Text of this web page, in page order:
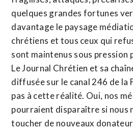
quelques grandes fortunes
davantage le paysage
chrétiens et tous ceux qui
sont maintenus sous pression
Le Journal Chrétien et sa
diffusée sur le canal 246 de la
pas à cette réalité. Oui, nos
pourraient disparaître si nous
toucher de nouveaux